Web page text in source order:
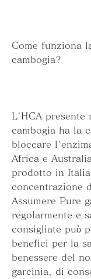
Come funziona
cambogia?
L'HCA presente
cambogia ha la
bloccare
Africa e
prodotto in
concentrazione
Assumere Pure
regolarmente e
consigliate può
benefici per la
benessere del
garcinia, di